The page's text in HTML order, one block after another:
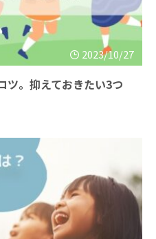
2023/10/27
ツ。抑えておきたい3つ